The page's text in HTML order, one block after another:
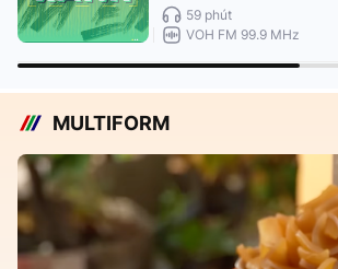
59 phút
VOH FM 99.9 MHz
MULTIFORM